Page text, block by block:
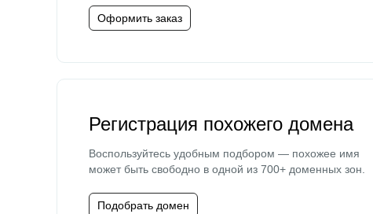
Оформить заказ
Регистрация похожего домена
Воспользуйтесь удобным подбором — похожее имя
может быть свободно в одной из 700+ доменных зон.
Подобрать домен